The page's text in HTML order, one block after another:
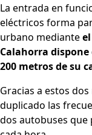
La entrada en
eléctricos forma
urbano mediante
Calahorra
200 metros de su
Gracias a estos
duplicado las
dos autobuses que